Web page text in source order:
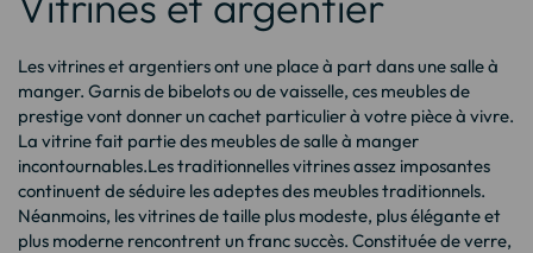
Les vitrines et argentiers ont une place à part dans une salle à
manger. Garnis de bibelots ou de vaisselle, ces meubles de
prestige vont donner un cachet particulier à votre pièce à vivre.
La vitrine fait partie des meubles de salle à manger
incontournables.Les traditionnelles vitrines assez imposantes
continuent de séduire les adeptes des meubles traditionnels.
Néanmoins, les vitrines de taille plus modeste, plus élégante et
plus moderne rencontrent un franc succès. Constituée de verre,